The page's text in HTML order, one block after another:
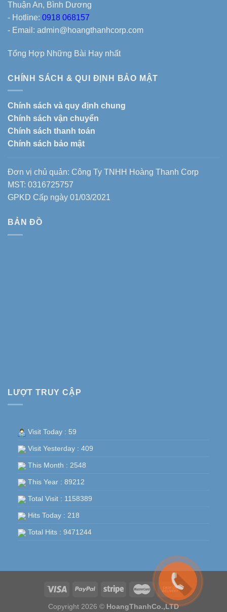
Thuận An, Bình Dương
- Hotline: 0918 068157
- Email: admin@hoangthanhcorp.com
Tổng Hợp Những Bài Hay nhất
CHÍNH SÁCH & QUI ĐỊNH BẢO MẬT
Chính sách và quy định chung
Chính sách vận chuyển
Chính sách thanh toán
Chính sách bảo mật
Đơn vị chủ quản: Công Ty TNHH Hoàng Thanh Corp
MST: 0316725757
GPKD Cấp ngày 01/03/2021
BẢN ĐỒ
LƯỢT TRUY CẬP
Visit Today : 59
Visit Yesterday : 409
This Month : 2548
This Year : 89212
Total Visit : 1158389
Hits Today : 218
Total Hits : 9471244
Copyright 2026 © HoangThanhCo.,LTD